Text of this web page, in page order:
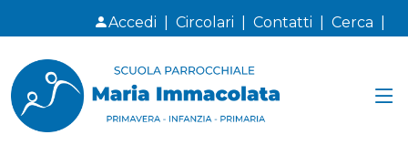
Accedi Circolari Contatti Cerca